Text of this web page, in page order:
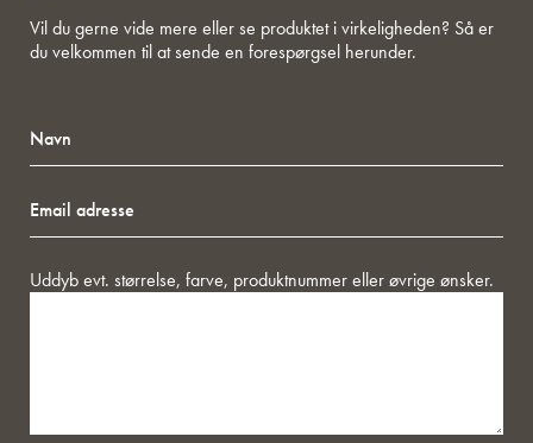
Vil du gerne vide mere eller se produktet i virkeligheden? Så er
du velkommen til at sende en forespørgsel herunder.
adresse
Besked
Uddyb evt. størrelse, farve, produktnummer eller øvrige ønsker.